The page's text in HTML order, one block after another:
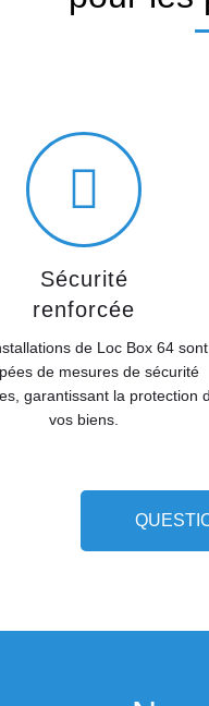
Sécurité
renforcée
de Loc Box 64 sont
de mesures de sécurité
garantissant la protection
vos biens.